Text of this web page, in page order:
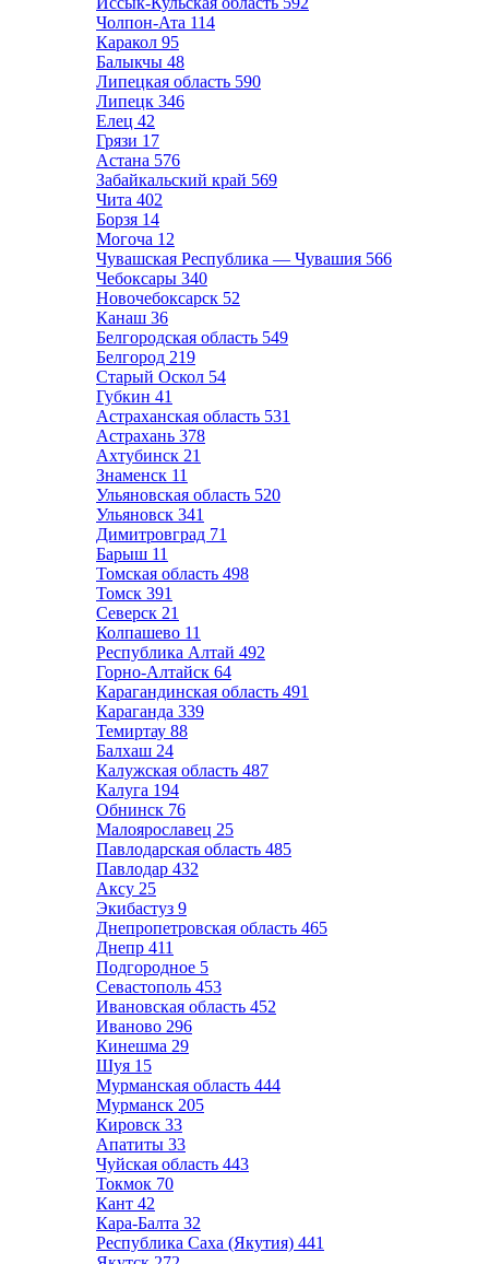
Чолпон-Ата 114
Каракол 95
Балыкчы 48
Липецкая область 590
Липецк 346
Елец 42
Грязи 17
Астана 576
Забайкальский край 569
Чита 402
Борзя 14
Могоча 12
Чувашская Республика — Чувашия 566
Чебоксары 340
Новочебоксарск 52
Канаш 36
Белгородская область 549
Белгород 219
Старый Оскол 54
Губкин 41
Астраханская область 531
Астрахань 378
Ахтубинск 21
Знаменск 11
Ульяновская область 520
Ульяновск 341
Димитровград 71
Барыш 11
Томская область 498
Томск 391
Северск 21
Колпашево 11
Республика Алтай 492
Горно-Алтайск 64
Карагандинская область 491
Караганда 339
Темиртау 88
Балхаш 24
Калужская область 487
Калуга 194
Обнинск 76
Малоярославец 25
Павлодарская область 485
Павлодар 432
Аксу 25
Экибастуз 9
Днепропетровская область 465
Днепр 411
Подгородное 5
Севастополь 453
Ивановская область 452
Иваново 296
Кинешма 29
Шуя 15
Мурманская область 444
Мурманск 205
Кировск 33
Апатиты 33
Чуйская область 443
Токмок 70
Кант 42
Кара-Балта 32
Республика Саха (Якутия) 441